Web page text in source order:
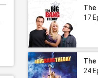
The
17
The
24